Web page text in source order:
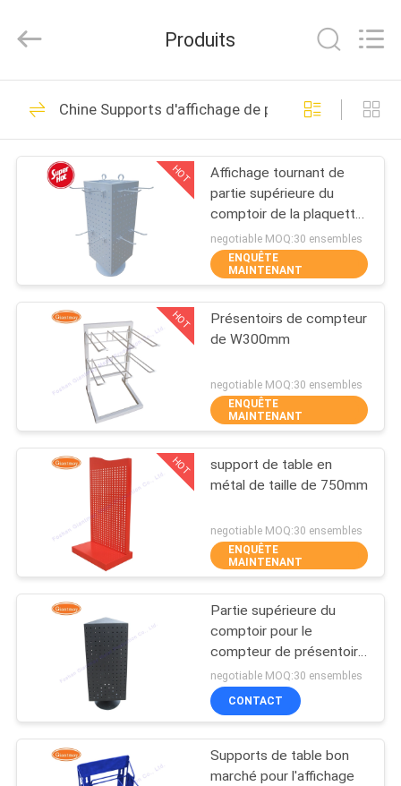
MAISON
PRODUITS
SUJET
NOUS
D'USINE
CONTRÔLE
QUALITÉ
CONTACTEZ-
NOUS
NOUVELLES
PLAN
Giantmay
Metal
All
Reserved.
Developed
ECER
Présentoir de
plaquette perforée
108
Présentoir de
Slatwall
28
Fil Mesh Display
Stand
59
Présentoir de casier
métallique
16
Produits
Chine Supports d'affichage de partie supérieure
HOT
Affichage tournant de
partie supérieure du
comptoir de la plaquette
perforée 360°
negotiable MOQ:30 ensembles
ENQUÊTE
MAINTENANT
HOT
Présentoirs de compteur
de W300mm
negotiable MOQ:30 ensembles
ENQUÊTE
MAINTENANT
HOT
support de table en
métal de taille de 750mm
negotiable MOQ:30 ensembles
ENQUÊTE
MAINTENANT
Partie supérieure du
comptoir pour le
compteur de présentoir
en métal de
supermarché
negotiable MOQ:30 ensembles
CONTACT
Supports de table bon
marché pour l'affichage